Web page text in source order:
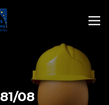
Menu
81/08